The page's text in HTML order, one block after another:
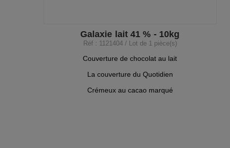
Galaxie lait 41 % - 10kg
Réf : 1121404 / Lot de 1 pièce(s)
Couverture de chocolat au lait
La couverture du Quotidien
Crémeux au cacao marqué